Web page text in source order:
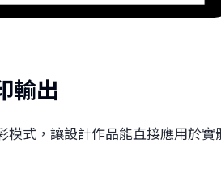
輸出
模式，讓設計作品能直接應用於實